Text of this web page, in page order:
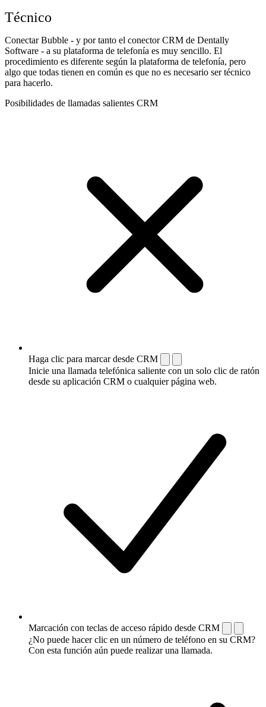
Técnico
Conectar Bubble - y por tanto el conector CRM de Dentally
Software - a su plataforma de telefonía es muy sencillo. El
procedimiento es diferente según la plataforma de telefonía, pero
algo que todas tienen en común es que no es necesario ser técnico
para hacerlo.
Posibilidades de llamadas salientes CRM
Haga clic para marcar desde CRM
Inicie una llamada telefónica saliente con un solo clic de ratón
desde su aplicación CRM o cualquier página web.
Marcación con teclas de acceso rápido desde CRM
¿No puede hacer clic en un número de teléfono en su CRM?
Con esta función aún puede realizar una llamada.